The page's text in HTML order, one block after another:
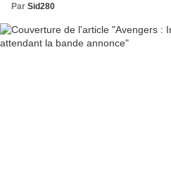
Par Sid280